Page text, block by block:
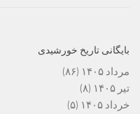
بایگانی تاریخ خورشیدی
مرداد ۱۴۰۵
(۸۶)
تیر ۱۴۰۵
(۸)
خرداد ۱۴۰۵
(۵)